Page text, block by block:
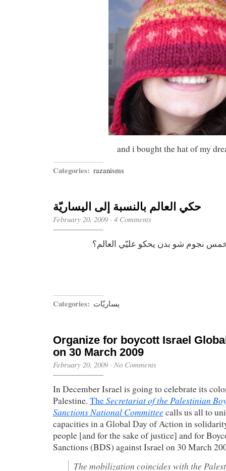
and i bought the hat of my
Categories: razanisms
حكي العالم بالنسبة إلى اليساريّة
February 20, 2009· 4 Comments
نجوم شو بدن يحكو عليّي العالم؟
Categories: يساريّات
Organize for boycott Israel
on 30 March 2009
February 20, 2009· No Comments
In December Israel is going to celebrate its
Palestine. TheSecretariat of the Palestinian
Sanctions National Committee calls us all to
capacities in a Global Day of Action in
people [and for the sake of justice] and for
Sanctions (BDS) against Israel on 30 March
The mobilization coincides with the